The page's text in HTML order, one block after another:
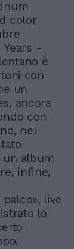
color
-
è
con
un
ancora
con
nel
un album
infine,
live
lo